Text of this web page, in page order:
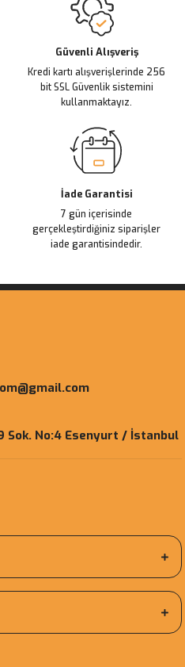
olmalı.
Güvenli Alışveriş
Kredi kartı alışverişlerinde 256
bit SSL Güvenlik sistemini
kullanmaktayız.
İade Garantisi
7 gün içerisinde
gerçekleştirdiğiniz siparişler
iade garantisindedir.
Sok. No:4 Esenyurt / İstanbul